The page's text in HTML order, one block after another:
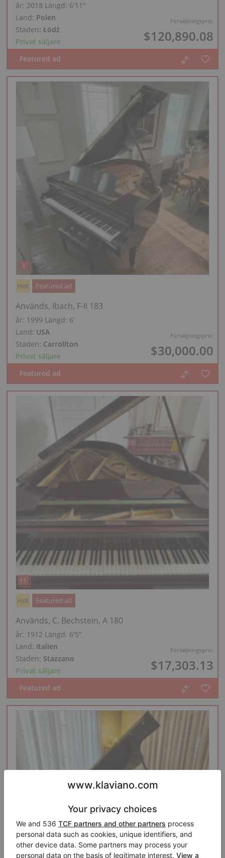
Försäljningspris:
$120,890.08
år: 2018 Längd: 6′11″
Land: Polen
Staden: Łódź
Privat säljare
Försäljningspris:
$30,000.00
Hot Featured ad
Används, Ibach, F-II 183
år: 1999 Längd: 6′
Land: USA
Staden: Carrollton
Privat säljare
Försäljningspris:
$17,303.13
Hot Featured ad
Används, C. Bechstein, A 180
år: 1912 Längd: 6′5″
Land: Italien
Staden: Stazzano
Privat säljare